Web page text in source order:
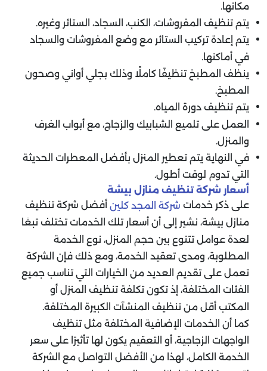
مكانها.
يتم تنظيف المفروشات، الكنب، السجاد، الستائر وغيره.
يتم إعادة تركيب الستائر مع وضع المفروشات والسجاد
في أماكنها.
ينظف المطبخ تنظيفًا كاملًا وذلك بجلي أواني وصحون
المطبخ.
يتم تنظيف دورة المياه.
العمل على تلميع الشبابيك والزجاج، مع أبواب الغرف
والمنزل.
في النهاية يتم تعطير المنزل بأفضل المعطرات الحديثة
التي تدوم لوقت أطول.
أسعار شركة تنظيف منازل بيشة
على ذكر خدمات شركة المجد كلين أفضل شركة تنظيف
منازل بيشة، نشير إلى أن أسعار تلك الخدمات تختلف تبعًا
لعدة عوامل تتنوع بين حجم المنزل، نوع الخدمة
المطلوبة، ومدى تعقيد الخدمة، ومع ذلك فإن الشركة
تعمل على تقديم العديد من الخيارات التي تناسب جميع
الفئات المختلفة، إذ تكون تكلفة تنظيف المنزل أو
المكتب أقل من تنظيف المنشآت الكبيرة المختلفة.
كما أن الخدمات الإضافية المختلفة مثل تنظيف
الواجهات الزجاجية، أو التعقيم يكون لها تأثيرًا على سعر
الخدمة الكامل، لهذا من الأفضل التواصل مع الشركة